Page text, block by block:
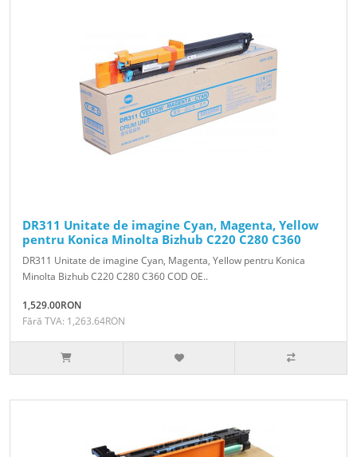
DR311 Unitate de imagine Cyan, Magenta, Yellow
pentru Konica Minolta Bizhub C220 C280 C360
DR311 Unitate de imagine Cyan, Magenta, Yellow pentru Konica
Minolta Bizhub C220 C280 C360 COD OE..
1,529.00RON
Fără TVA: 1,263.64RON